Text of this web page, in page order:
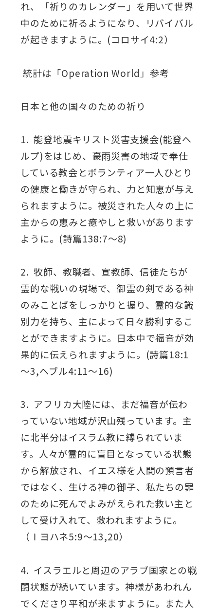
れ、「祈りのカレンダー」を用いて世界
中のために祈るようになり、リバイバル
が起きますように。(コロサイ4:2）
統計は「Operation World」参考
日本と他の国々のための祈り
1. 能登地震キリスト災害支援会(能登ヘ
ルプ)をはじめ、豪雨災害の地域で奉仕
している教会とボランティア一人ひとり
の健康と働きが守られ、力と知恵が与え
られますように。被災された人々の上に
主からの恵みと癒やしと救いがあります
ように。(詩篇138:7～8)
2. 牧師、教職者、宣教師、信徒たちが
霊的な戦いの現場で、御霊の剣である神
のみことばをしっかりと握り、霊的な識
別力を持ち、主によって日々勝利するこ
とができますように。日本中で福音が効
果的に伝えられますように。(詩篇18:1
～3,ヘブル4:11～16)
3. アフリカ大陸には、まだ福音が伝わ
っていない地域が沢山残っています。主
に北半分はイスラム教に縛られていま
す。人々が霊的に盲目となっている状態
から解放され、イエス様を人間の預言者
ではなく、生ける神の御子、私たちの罪
のために死んでよみがえられた救い主と
して受け入れて、救われますように。
（Ⅰヨハネ5:9～13,20）
4. イスラエルと周辺のアラブ国家との戦
闘状態が続いています。神様があわれん
でくださり平和が来ますように。また人